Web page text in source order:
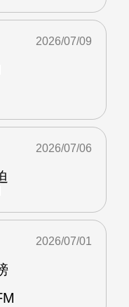
2026/07/09
2026/07/06
2026/07/01